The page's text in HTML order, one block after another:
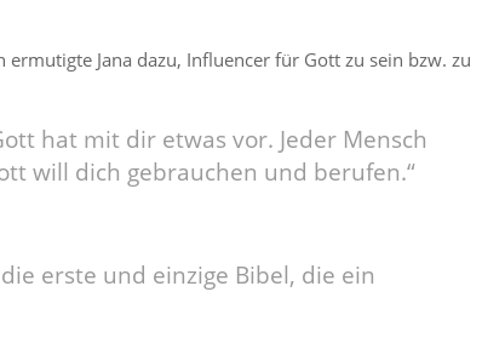
ermutigte Jana dazu, Influencer für Gott zu sein bzw. zu
hat mit dir etwas vor. Jeder Mensch
will dich gebrauchen und berufen.“
erste und einzige Bibel, die ein